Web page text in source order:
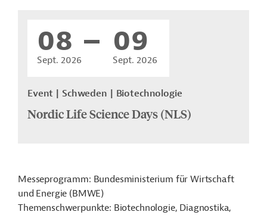
08
Sept. 2026
09
Sept. 2026
Event Schweden Biotechnologie
Nordic Life Science Days (NLS)
Messeprogramm: Bundesministerium für Wirtschaft
und Energie (BMWE)
Themenschwerpunkte: Biotechnologie, Diagnostika,